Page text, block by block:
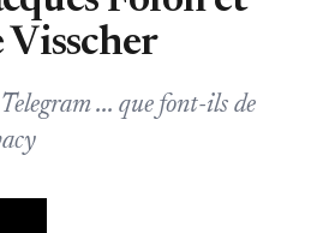
... que font-ils de